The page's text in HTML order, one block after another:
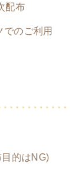
配布
のご利用
的はNG)